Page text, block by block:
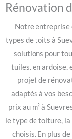
Rénovation
Notre entreprise
types de toits à
solutions pour
tuiles, en ardoise,
projet de
adaptés à vos
prix au m² à
le type de toiture,
choisis. En plus